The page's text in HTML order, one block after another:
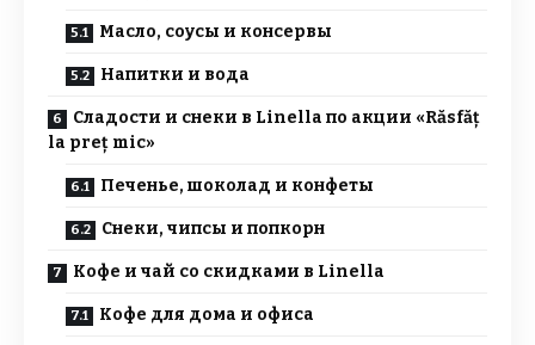
Масло, соусы и консервы
Напитки и вода
Сладости и снеки в Linella по акции «Răsfăț
la preț mic»
Печенье, шоколад и конфеты
Снеки, чипсы и попкорн
Кофе и чай со скидками в Linella
Кофе для дома и офиса